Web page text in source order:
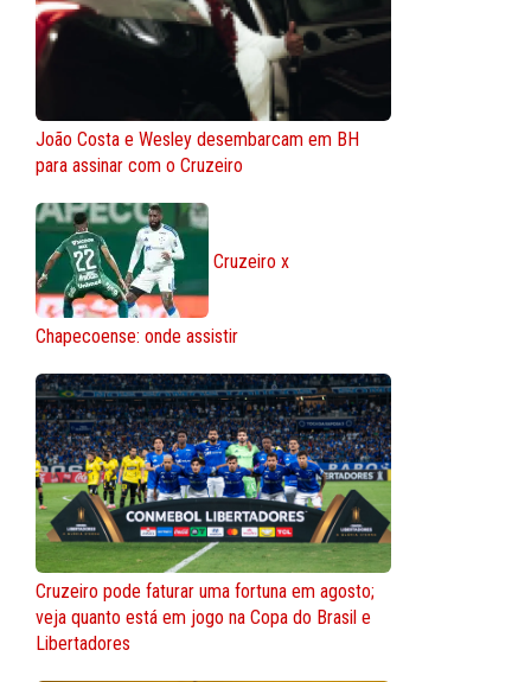
João Costa e Wesley desembarcam em BH
para assinar com o Cruzeiro
Cruzeiro x
Chapecoense: onde assistir
Cruzeiro pode faturar uma fortuna em agosto;
veja quanto está em jogo na Copa do Brasil e
Libertadores